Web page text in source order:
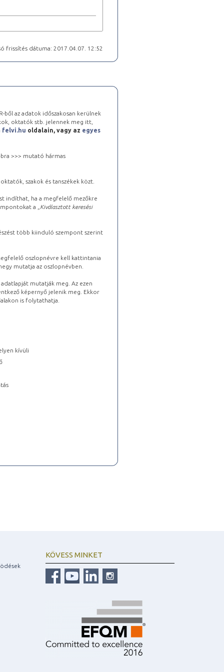
frissítés dátuma: 2017.04.07. 12:52
ből az adatok időszakosan kerülnek
oktatók stb. jelennek meg itt,
felvi.hu oldalain, vagy az egyes
>>> mutató hármas
szakok és tanszékek közt.
indíthat, ha a megfelelő mezőkre
a „ Kiválasztott keresési
több kiinduló szempont szerint
oszlopnévre kell kattintania
mutatja az oszlopnévben.
mutatják meg. Az ezen
képernyő jelenik meg. Ekkor
is folytathatja.
kívüli
KÖVESS MINKET